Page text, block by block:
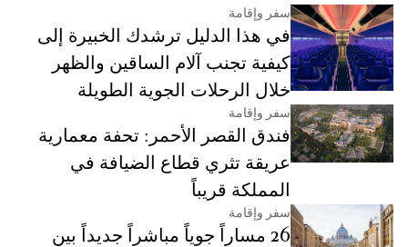
سفر وإقامة
في هذا الدليل ترشدك الخبيرة إلى
كيفية تجنب آلام الساقين والظهر
خلال الرحلات الجوية الطويلة
سفر وإقامة
فندق القصر الأحمر: تحفة معمارية
عريقة تثري قطاع الضيافة في
المملكة قريباً
سفر وإقامة
26 مساراً جوياً مباشراً جديداً بين